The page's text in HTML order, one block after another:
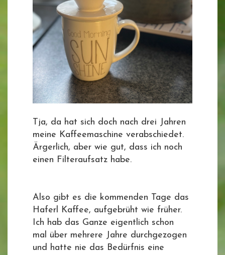
Tja, da hat sich doch nach drei Jahren
meine Kaffeemaschine verabschiedet.
Ärgerlich, aber wie gut, dass ich noch
einen Filteraufsatz habe.
Also gibt es die kommenden Tage das
Haferl Kaffee, aufgebrüht wie früher.
Ich hab das Ganze eigentlich schon
mal über mehrere Jahre durchgezogen
und hatte nie das Bedürfnis eine